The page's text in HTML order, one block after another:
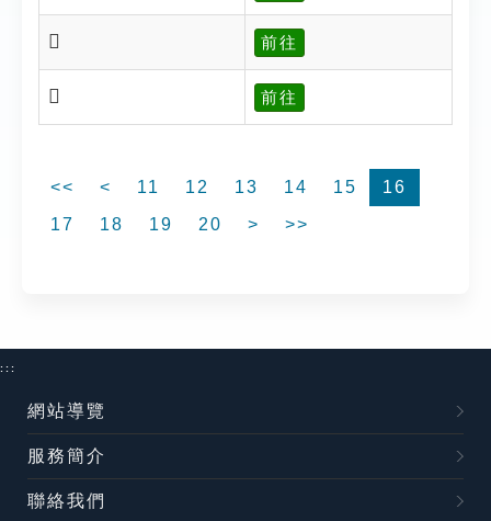
𡧢 前往
𡧩 前往
<< < 11 12 13 14 15
16
17
18 19 20 > >>
:::
網站導覽
服務簡介
聯絡我們